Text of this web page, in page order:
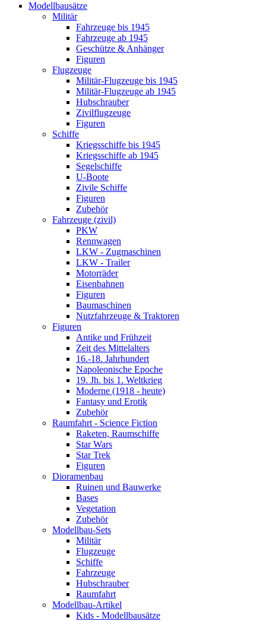
Modellbausätze
Militär
Fahrzeuge bis 1945
Fahrzeuge ab 1945
Geschütze & Anhänger
Figuren
Flugzeuge
Militär-Flugzeuge bis 1945
Militär-Flugzeuge ab 1945
Hubschrauber
Zivilflugzeuge
Figuren
Schiffe
Kriegsschiffe bis 1945
Kriegsschiffe ab 1945
Segelschiffe
U-Boote
Zivile Schiffe
Figuren
Zubehör
Fahrzeuge (zivil)
PKW
Rennwagen
LKW - Zugmaschinen
LKW - Trailer
Motorräder
Eisenbahnen
Figuren
Baumaschinen
Nutzfahrzeuge & Traktoren
Figuren
Antike und Frühzeit
Zeit des Mittelalters
16.-18. Jahrhundert
Napoleonische Epoche
19. Jh. bis 1. Weltkrieg
Moderne (1918 - heute)
Fantasy und Erotik
Zubehör
Raumfahrt - Science Fiction
Raketen, Raumschiffe
Star Wars
Star Trek
Figuren
Dioramenbau
Ruinen und Bauwerke
Bases
Vegetation
Zubehör
Modellbau-Sets
Militär
Flugzeuge
Schiffe
Fahrzeuge
Hubschrauber
Raumfahrt
Modellbau-Artikel
Kids - Modellbausätze